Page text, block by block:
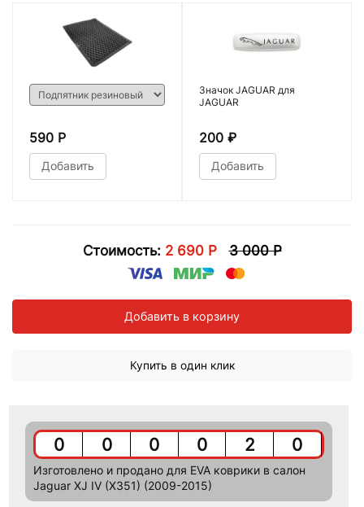
590 Р
Добавить
Значок JAGUAR для
JAGUAR
200 ₽
Добавить
Стоимость: 2 690 Р 3 000 Р
Добавить в корзину
Купить в один клик
0 0 0 0 2 0
Изготовлено и продано для EVA коврики в салон
Jaguar XJ IV (X351) (2009-2015)